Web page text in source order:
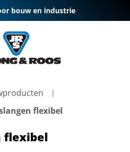
bouw en industrie
flexibel
flexibel